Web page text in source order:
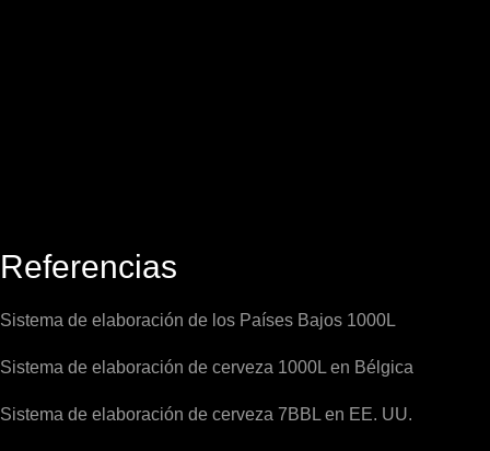
Referencias
Sistema de elaboración de los Países Bajos 1000L
Sistema de elaboración de cerveza 1000L en Bélgica
Sistema de elaboración de cerveza 7BBL en EE. UU.